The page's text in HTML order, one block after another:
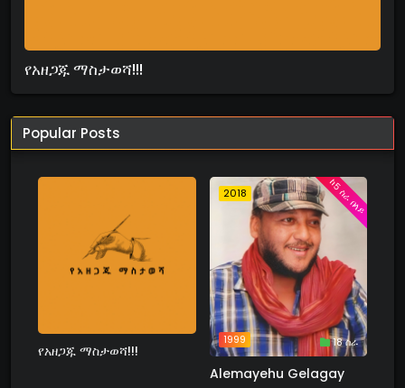
የአዘጋጁ ማስታወሻ!!!
Popular Posts
የአዘጋጁ ማስታወሻ!!!
2018
1999 18 ስራ
ከ5 ስራ በላይ
Alemayehu Gelagay